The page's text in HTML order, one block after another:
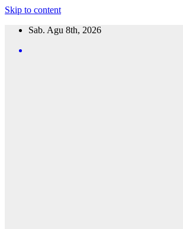
Skip to content
Sab. Agu 8th, 2026